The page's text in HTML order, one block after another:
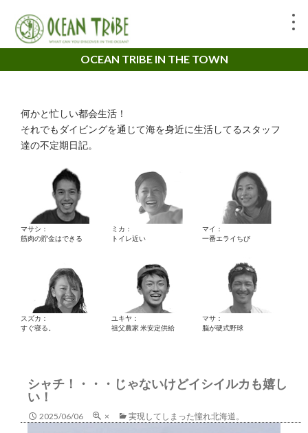
OCEAN TRIBE IN THE TOWN
何かと忙しい都会生活！
それでもダイビングを通じて海を身近に生活してるスタッフ
達の不定期日記。
マサシ：
筋肉の貯金はできる
ミカ：
トイレ近い
マイ：
一番エライちび
スズカ：
すぐ寝る。
ユキヤ：
祖父農家 米安定供給
マサ：
脳が硬式野球
シャチ！・・・じゃないけどイシイルカも嬉し
い！
2025/06/06 × 実現してしまった憧れ北海道。